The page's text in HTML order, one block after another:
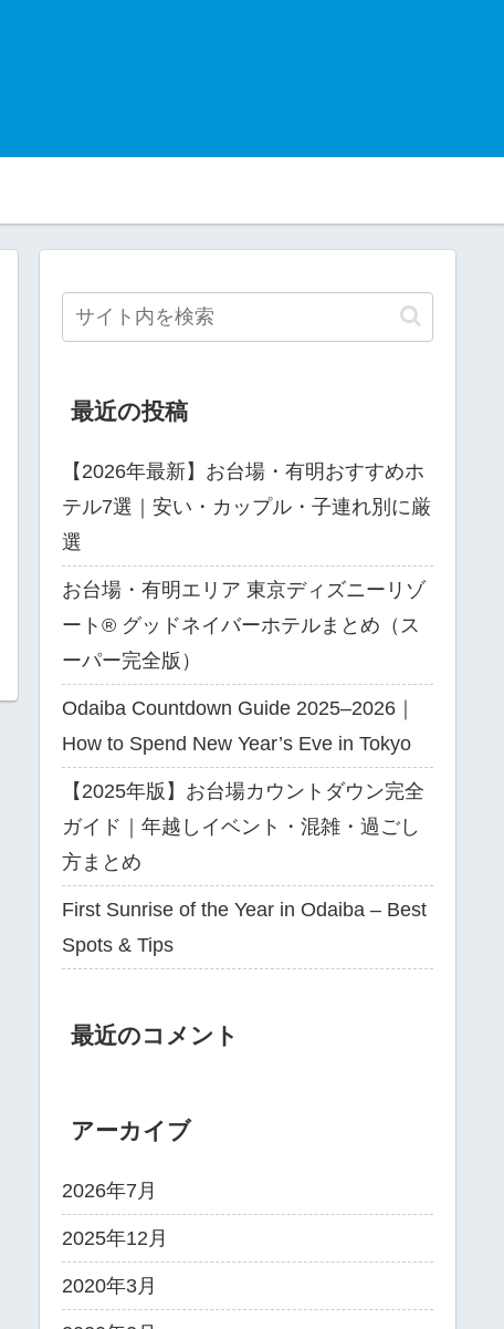
最近の投稿
【2026年最新】お台場・有明おすすめホ
テル7選｜安い・カップル・子連れ別に厳
選
お台場・有明エリア 東京ディズニーリゾ
ート® グッドネイバーホテルまとめ（ス
ーパー完全版）
Odaiba Countdown Guide 2025–2026｜
How to Spend New Year’s Eve in Tokyo
【2025年版】お台場カウントダウン完全
ガイド｜年越しイベント・混雑・過ごし
方まとめ
First Sunrise of the Year in Odaiba – Best
Spots & Tips
最近のコメント
アーカイブ
2026年7月
2025年12月
2020年3月